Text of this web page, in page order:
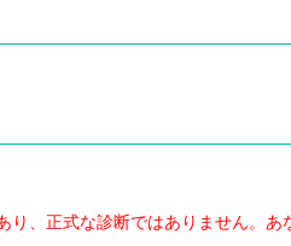
、正式な診断ではありません。あ